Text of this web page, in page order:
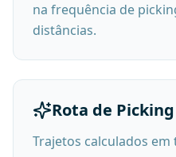
na frequência de
distâncias.
Rota de
Trajetos calculados em